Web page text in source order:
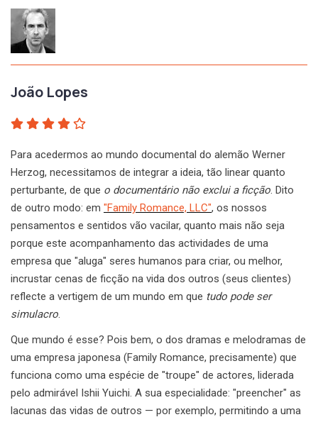
João Lopes
Para acedermos ao mundo documental do alemão Werner
Herzog, necessitamos de integrar a ideia, tão linear quanto
perturbante, de que o documentário não exclui a ficção. Dito
de outro modo: em "Family Romance, LLC", os nossos
pensamentos e sentidos vão vacilar, quanto mais não seja
porque este acompanhamento das actividades de uma
empresa que "aluga" seres humanos para criar, ou melhor,
incrustar cenas de ficção na vida dos outros (seus clientes)
reflecte a vertigem de um mundo em que tudo pode ser
simulacro.
Que mundo é esse? Pois bem, o dos dramas e melodramas de
uma empresa japonesa (Family Romance, precisamente) que
funciona como uma espécie de "troupe" de actores, liderada
pelo admirável Ishii Yuichi. A sua especialidade: "preencher" as
lacunas das vidas de outros — por exemplo, permitindo a uma